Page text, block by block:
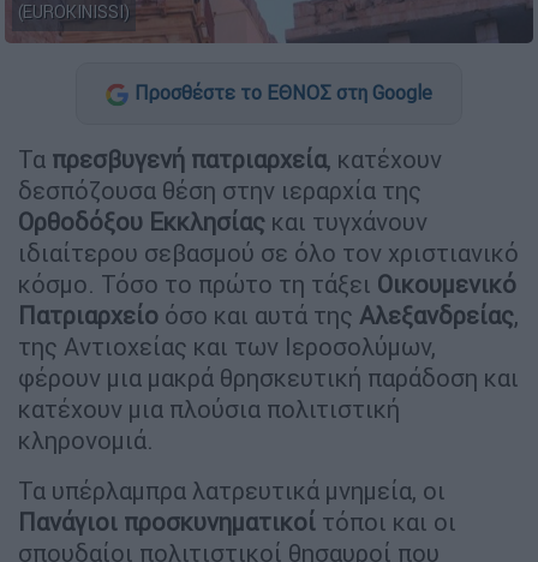
(EUROKINISSI)
Προσθέστε το ΕΘΝΟΣ στη Google
Τα πρεσβυγενή πατριαρχεία, κατέχουν
δεσπόζουσα θέση στην ιεραρχία της
Ορθοδόξου Εκκλησίας και τυγχάνουν
ιδιαίτερου σεβασμού σε όλο τον χριστιανικό
κόσμο. Τόσο το πρώτο τη τάξει Οικουμενικό
Πατριαρχείο όσο και αυτά της Αλεξανδρείας,
της Αντιοχείας και των Ιεροσολύμων,
φέρουν μια μακρά θρησκευτική παράδοση και
κατέχουν μια πλούσια πολιτιστική
κληρονομιά.
Τα υπέρλαμπρα λατρευτικά μνημεία, οι
Πανάγιοι προσκυνηματικοί τόποι και οι
σπουδαίοι πολιτιστικοί θησαυροί που